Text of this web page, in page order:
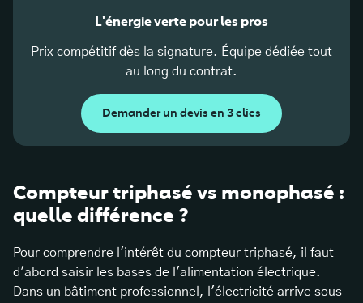
L'énergie verte pour les pros
Prix compétitif dès la signature. Équipe dédiée tout
au long du contrat.
Demander un devis en 3 clics
Compteur triphasé vs monophasé :
quelle différence ?
Pour comprendre l'intérêt du compteur triphasé, il faut
d'abord saisir les bases de l'alimentation électrique.
Dans un bâtiment professionnel, l'électricité arrive sous